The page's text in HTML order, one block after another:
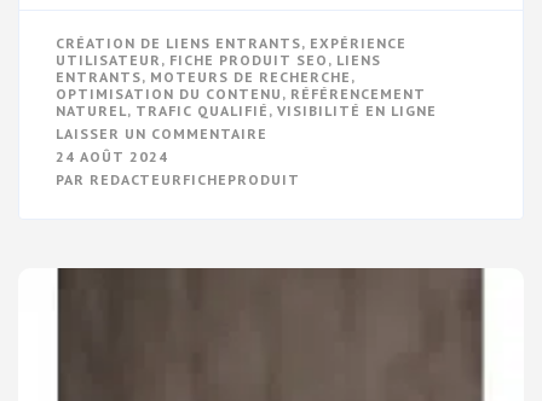
CRÉATION DE LIENS ENTRANTS, EXPÉRIENCE
UTILISATEUR , FICHE PRODUIT SEO , LIENS
ENTRANTS, MOTEURS DE RECHERCHE ,
OPTIMISATION DU CONTENU , RÉFÉRENCEMENT
NATUREL, TRAFIC QUALIFIÉ , VISIBILITÉ EN LIGNE
LAISSER UN COMMENTAIRE
VISIBILITÉ
FICHE
24 AOÛT 2024
PAR REDACTEURFICHEPRODUIT